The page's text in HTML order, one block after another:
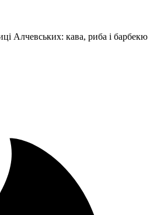
Алчевських: кава, риба і барбекю